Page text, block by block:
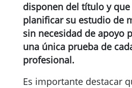
disponen del título y que
planificar su estudio de
sin necesidad de apoyo
una única prueba de
profesional.
Es importante destacar